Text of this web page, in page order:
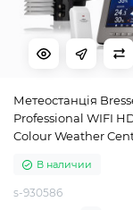
Метеостанція
Professional WIFI
Colour Weather
В наличии
s-930586